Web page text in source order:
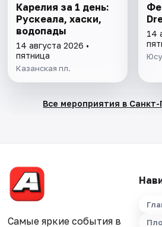
Карелия за 1 день:
Рускеала, хаски,
водопады
14 августа 2026 •
пятница
Казанская пл.
14
Все мероприятия в Санкт-
Самые яркие события в